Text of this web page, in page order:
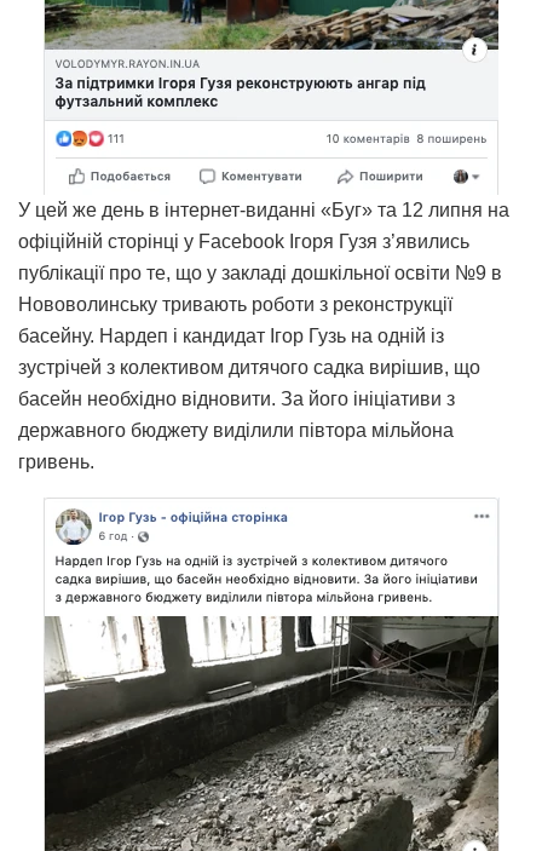
У цей же день в інтернет-виданні «Буг» та 12 липня на
офіційній сторінці у Facebook Ігоря Гузя з’явились
публікації про те, що у закладі дошкільної освіти №9 в
Нововолинську тривають роботи з реконструкції
басейну. Нардеп і кандидат Ігор Гузь на одній із
зустрічей з колективом дитячого садка вирішив, що
басейн необхідно відновити. За його ініціативи з
державного бюджету виділили півтора мільйона
гривень.